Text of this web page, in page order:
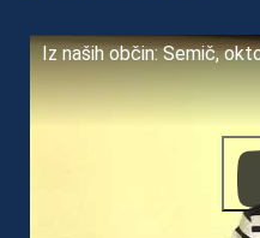
Iz naših občin: Semič,